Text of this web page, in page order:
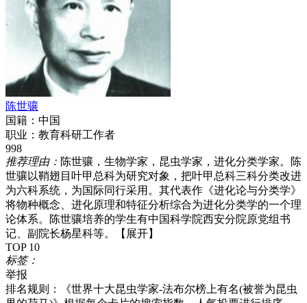
陈世骧
国籍： 中国
职业： 教育科研工作者
998
推荐理由： 陈世骧，生物学家，昆虫学家，进化分类学家。陈
世骧以鞘翅目叶甲总科为研究对象，把叶甲总科三科分类改进
为六科系统，为国际同行采用。其代表作《进化论与分类学》
将物种概念、进化原理和特征分析综合为进化分类学的一个理
论体系。陈世骧培养的学生有中国科学院西安分院原党组书
记、副院长杨星科等。
【展开】
TOP 10
标签：
举报
排名规则：
《世界十大昆虫学家-法布尔榜上有名(被誉为昆虫